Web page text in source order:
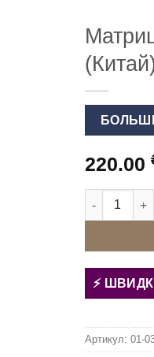
220.00
Матриця
Артикул: 01-